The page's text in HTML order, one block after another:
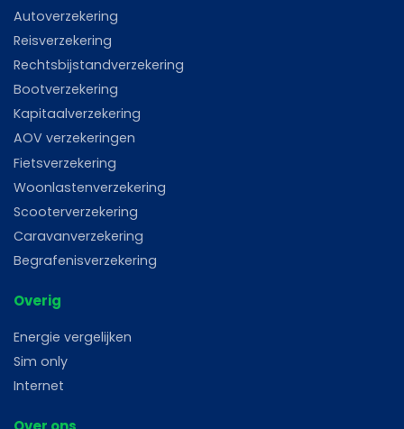
Autoverzekering
Reisverzekering
Rechtsbijstandverzekering
Bootverzekering
Kapitaalverzekering
AOV verzekeringen
Fietsverzekering
Woonlastenverzekering
Scooterverzekering
Caravanverzekering
Begrafenisverzekering
Overig
Energie vergelijken
Sim only
Internet